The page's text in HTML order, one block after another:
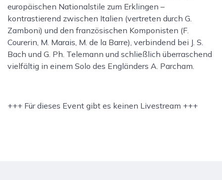
europäischen Nationalstile zum Erklingen –
kontrastierend zwischen Italien (vertreten durch G.
Zamboni) und den französischen Komponisten (F.
Courerin, M. Marais, M. de la Barre), verbindend bei J. S.
Bach und G. Ph. Telemann und schließlich überraschend
vielfältig in einem Solo des Engländers A. Parcham.
+++ Für dieses Event gibt es keinen Livestream +++